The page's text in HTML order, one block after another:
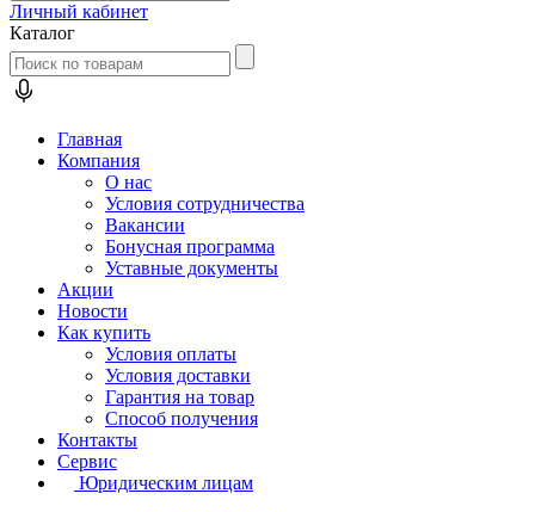
Личный кабинет
Каталог
Главная
Компания
О нас
Условия сотрудничества
Вакансии
Бонусная программа
Уставные документы
Акции
Новости
Как купить
Условия оплаты
Условия доставки
Гарантия на товар
Способ получения
Контакты
Сервис
Юридическим лицам